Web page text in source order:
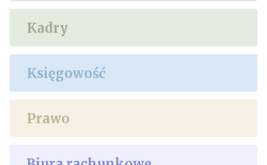
Kadry
Księgowość
Prawo